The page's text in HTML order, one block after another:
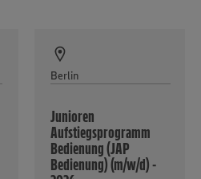
Berlin
Junioren
Aufstiegsprogramm
Bedienung (JAP
Bedienung) (m/w/d) -